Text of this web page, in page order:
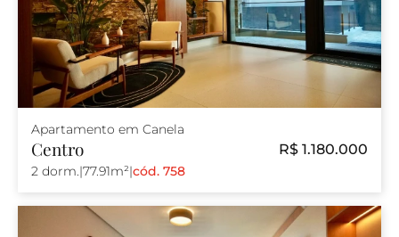
Apartamento em Canela
Centro R$ 1.180.000
2 dorm.|77.91m²|cód. 758